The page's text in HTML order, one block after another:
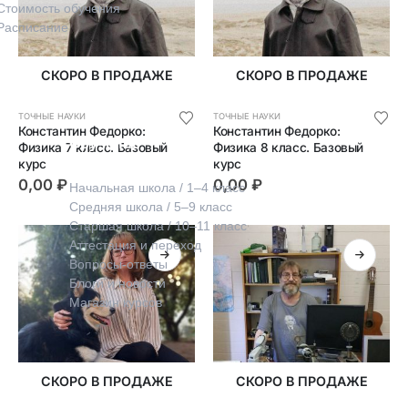
СКОРО В ПРОДАЖЕ
ТОЧНЫЕ НАУКИ
Константин Федорко:
Физика 7 класс. Базовый
курс
0,00 ₽
СКОРО В ПРОДАЖЕ
ТОЧНЫЕ НАУКИ
Константин Федорко:
Физика 8 класс. Базовый
курс
0,00 ₽
СКОРО В ПРОДАЖЕ СКОРО В ПРОДАЖЕ
обучения
Обучение
Начальная школа / 1–4 класс
Средняя школа / 5–9 класс
Старшая школа / 10–11 класс
Аттестация и переход
Вопросы-ответы
Блоги и новости
Магазин курсов